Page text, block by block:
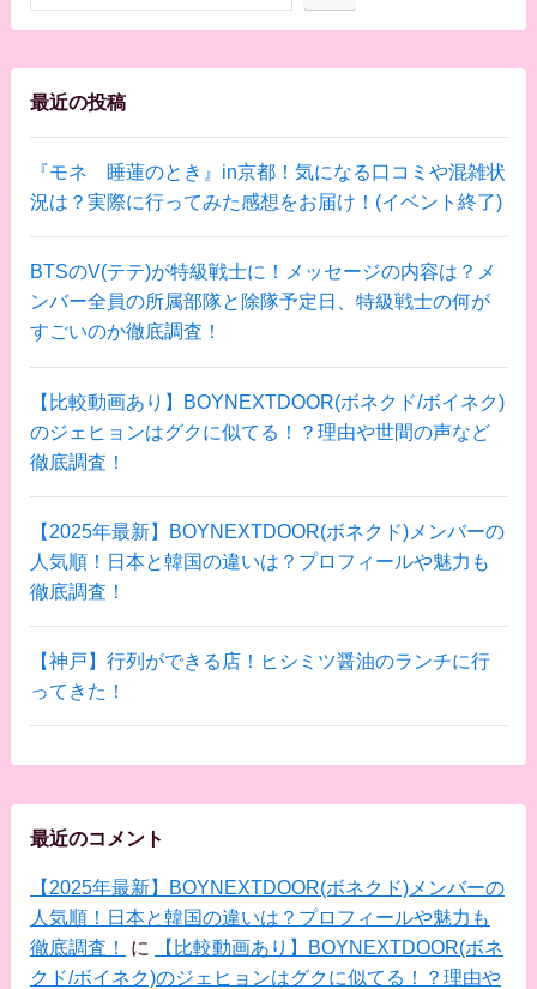
最近の投稿
『モネ 睡蓮のとき』in京都！気になる口コミや混雑状
況は？実際に行ってみた感想をお届け！(イベント終了)
BTSのV(テテ)が特級戦士に！メッセージの内容は？メ
ンバー全員の所属部隊と除隊予定日、特級戦士の何が
すごいのか徹底調査！
【比較動画あり】BOYNEXTDOOR(ボネクド/ボイネク)
のジェヒョンはグクに似てる！？理由や世間の声など
徹底調査！
【2025年最新】BOYNEXTDOOR(ボネクド)メンバーの
人気順！日本と韓国の違いは？プロフィールや魅力も
徹底調査！
【神戸】行列ができる店！ヒシミツ醤油のランチに行
ってきた！
最近のコメント
【2025年最新】BOYNEXTDOOR(ボネクド)メンバーの
人気順！日本と韓国の違いは？プロフィールや魅力も
徹底調査！
に
【比較動画あり】BOYNEXTDOOR(ボネ
クド/ボイネク)のジェヒョンはグクに似てる！？理由や